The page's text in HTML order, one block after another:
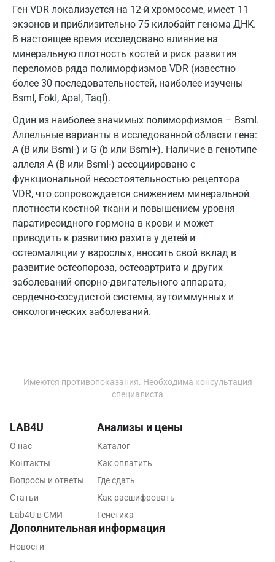
Ген VDR локализуется на 12-й хромосоме, имеет 11
экзонов и приблизительно 75 килобайт генома ДНК.
В настоящее время исследовано влияние на
минеральную плотность костей и риск развития
переломов ряда полиморфизмов VDR (известно
более 30 последовательностей, наиболее изучены
BsmI, FokI, ApaI, TaqI).
Один из наиболее значимых полиморфизмов – BsmI.
Аллельные варианты в исследованной области гена:
A (B или BsmI-) и G (b или BsmI+). Наличие в генотипе
аллеля А (B или BsmI-) ассоциировано с
функциональной несостоятельностью рецептора
VDR, что сопровождается снижением минеральной
плотности костной ткани и повышением уровня
паратиреоидного гормона в крови и может
приводить к развитию рахита у детей и
остеомаляции у взрослых, вносить свой вклад в
развитие остеопороза, остеоартрита и других
заболеваний опорно-двигательного аппарата,
сердечно-сосудистой системы, аутоиммунных и
онкологических заболеваний.
Домодедово
Екатеринбург
Жуковский
Звенигород
Зеленоград
Иваново
Ивантеевка
Ижевск
Истра
Йошкар-Ола
Калининград
Калуга
Кемерово
Котельники
Красногорск
Курск
Лабинск
Имеются противопоказания. Необходима консультация
специалиста
LAB4U
О нас
Контакты
Вопросы и ответы
Статьи
Lab4U в СМИ
Анализы и цены
Каталог
Как оплатить
Где сдать
Как расшифровать
Генетика
Дополнительная информация
Новости